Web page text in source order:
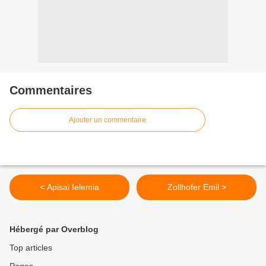
Commentaires
Ajouter un commentaire
< Apisai Ielemia Zollhofer Emil >
Hébergé par Overblog
Top articles